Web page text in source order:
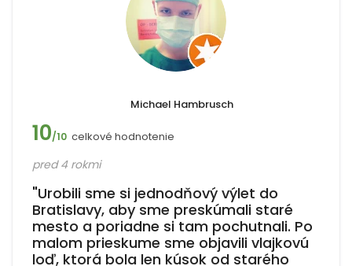
Michael Hambrusch
10/10 celkové hodnotenie
pred 4 rokmi
"Urobili sme si jednodňový výlet do
Bratislavy, aby sme preskúmali staré
mesto a poriadne si tam pochutnali. Po
malom prieskume sme objavili vlajkovú
loď, ktorá bola len kúsok od starého